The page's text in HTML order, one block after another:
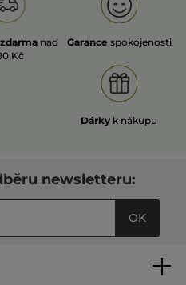
zdarma nad
Kč
Garance spokojenosti
Dárky k nákupu
newsletteru:
OK